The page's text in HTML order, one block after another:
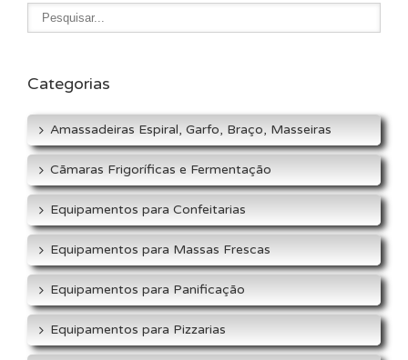
Categorias
Amassadeiras Espiral, Garfo, Braço, Masseiras
Cãmaras Frigoríficas e Fermentação
Equipamentos para Confeitarias
Equipamentos para Massas Frescas
Equipamentos para Panificação
Equipamentos para Pizzarias